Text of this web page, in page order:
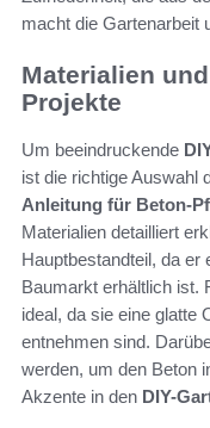
macht die Gartenarbeit
Materialien
Projekte
Um beeindruckende
ist die richtige Auswahl
Anleitung für Beton-
Materialien detailliert
Hauptbestandteil, da er
Baumarkt erhältlich ist.
ideal, da sie eine glatte
entnehmen sind.
werden, um den Beton
Akzente in den DIY-